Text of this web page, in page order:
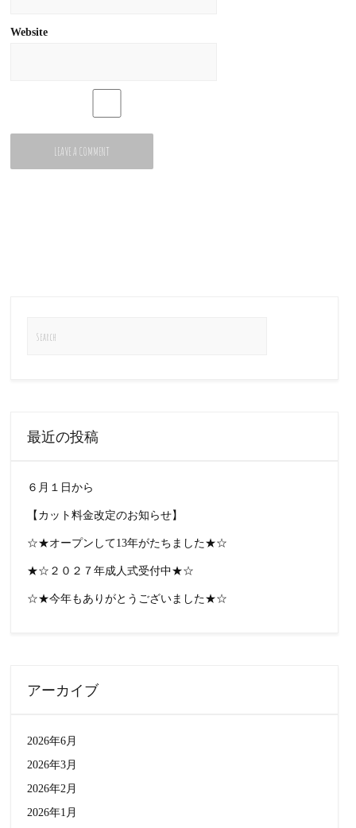
Website
最近の投稿
６月１日から
【カット料金改定のお知らせ】
☆★オープンして13年がたちました★☆
★☆２０２７年成人式受付中★☆
☆★今年もありがとうございました★☆
アーカイブ
2026年6月
2026年3月
2026年2月
2026年1月